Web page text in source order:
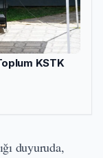
KSTK
duyuruda,